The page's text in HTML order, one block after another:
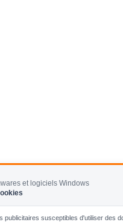
et logiciels Windows
publicitaires susceptibles d'utiliser